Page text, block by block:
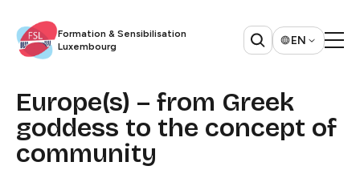
Formation & Sensibilisation
Luxembourg​​​​‌ ‍ ​‍​‍‌‍ ‌ ​‍‌‍‍‌‌‍‌ ‌‍‍‌‌‍ ‍​‍​‍​ ‍‍​‍​‍‌ ​ ‌‍​‌‌‍ ‍‌‍‍‌‌ ‌​‌ ‍‌​‍ ‍‌‍‍‌‌‍ ​‍​‍​‍ ​​‍​‍‌‍‍​‌ ​‍‌‍‌‌‌‍‌‍​‍​‍​ ‍‍​‍​‍​‍ ‌ ​ ‌ ‌​‌ ‌‌‌‍‌​‌‍‍‌‌‍ ​‍ ‌‍‍‌‌‍ ‍‌ ‌​‌‍‌‌‌‍ ‍‌ ‌​​‍ ‌‍‌‌‌‍‌​‌‍‍‌‌ ‌​​‍ ‌‍ ‌‌‍ ‌‍‌​‌‍‌‌​ ‌‌ ​​‌ ​‍‌‍‌‌‌ ​ ‌‍‌‌‌‍ ‍‌ ‌​‌‍​‌‌ ‌​‌‍‍‌‌‍ ‌‍ ‍​ ‍ ‌‍‍‌‌‍‌​​ ‌‌ ​ ‌‍‍‌‌ ‌​‌‍‌‌‌‌​ ‌‍‌‌‌ ‌​‌ ‌​‌‍‍‌‌‍ ‍‌‍‌ ‌ ​ ​ ‍ ‌ ‌​‌ ‍‌‌ ​​‌‍‌‌​ ‌‌ ​ ‌‍‍‌‌ ‌​‌‍‌‌‌‌​ ‌‍‌‌‌ ‌​‌ ‌​‌‍‍‌‌‍ ‍‌‍‌ ‌ ​ ​ ‍ ‌ ​​‌‍​‌‌ ‌​‌‍‍​​ ‌‌‍​‍‌ ​‍‌‍​‌‌‍ ‍‌‍‌​‌‍‍‌‌‍ ‍‌‍‌ ​‍ ‍‌‍​‍‌ ​‍‌‍​‌‌‍ ‍‌‍‌​‌​ ‍‌‍​‌‌‍ ‌‌‍‌‌​ ‌‍​‍‌‍​‌‌ ​ ‌‍‌‌‌‌‌‌‌ ​‍‌‍ ​​ ‌​‍‌‌​ ​‍‌​‌‍‌ ​ ‌ ‌​‌ ‌‌‌‍‌​‌‍‍‌‌‍ ​‍‌‍‌‍‍‌‌‍‌​​ ‌‌ ​ ‌‍‍‌‌ ‌​‌‍‌‌‌‌​ ‌‍‌‌‌ ‌​‌ ‌​‌‍‍‌‌‍ ‍‌‍‌ ‌ ​ ​‍‌‍‌ ‌​‌ ‍‌‌ ​​‌‍‌‌​ ‌‌ ​ ‌‍‍‌‌ ‌​‌‍‌‌‌‌​ ‌‍‌‌‌ ‌​‌ ‌​‌‍‍‌‌‍ ‍‌‍‌ ‌ ​ ​‍‌‍‌ ​​‌‍​‌‌ ‌​‌‍‍​​ ‌‌‍​‍‌ ​‍‌‍​‌‌‍ ‍‌‍‌​‌‍‍‌‌‍ ‍‌‍‌ ​‍ ‍‌‍​‍‌ ​‍‌‍​‌‌‍ ‍‌‍‌​‌​ ‍‌‍​‌‌‍ ‌‌‍‌‌​‍‌‍‌ ​​‌‍‌‌‌ ​‍‌ ​ ‌ ​​‌‍‌‌‌‍​ ‌ ‌​‌‍‍‌‌ ‌‍‌‍‌‌​ ‌‌ ​​‌ ‌‌‌‍​‍‌‍ ​‌‍‍‌‌ ​ ‌‍‍​‌‍‌‌‌‍‌​​‍​‍‌ ‌
EN
Europe(s) – from Greek
goddess to the concept of
community​​​​‌ ‍ ​‍​‍‌‍ ‌ ​‍‌‍‍‌‌‍‌ ‌‍‍‌‌‍ ‍​‍​‍​ ‍‍​‍​‍‌ ​ ‌‍​‌‌‍ ‍‌‍‍‌‌ ‌​‌ ‍‌​‍ ‍‌‍‍‌‌‍ ​‍​‍​‍ ​​‍​‍‌‍‍​‌ ​‍‌‍‌‌‌‍‌‍​‍​‍​ ‍‍​‍​‍​‍ ‌ ​ ‌ ‌​‌ ‌‌‌‍‌​‌‍‍‌‌‍ ​‍ ‌‍‍‌‌‍ ‍‌ ‌​‌‍‌‌‌‍ ‍‌ ‌​​‍ ‌‍‌‌‌‍‌​‌‍‍‌‌ ‌​​‍ ‌‍ ‌‌‍ ‌‍‌​‌‍‌‌​ ‌‌ ​​‌ ​‍‌‍‌‌‌ ​ ‌‍‌‌‌‍ ‍‌ ‌​‌‍​‌‌ ‌​‌‍‍‌‌‍ ‌‍ ‍​ ‍ ‌‍‍‌‌‍‌​​ ‌‌‍‌‌‌‍​‍​ ​‌​ ‌​​ ‌ ​ ‌ ​ ​​‌‍‌‍​‍ ‌‌‍​‍​ ​​​ ‌‍​ ​‌​‍ ‌​ ‌​‌‍‌‌​ ​​‌‍‌‍​‍ ‌​ ‍‌​ ​​​ ‌‌​ ​ ​‍ ‌​ ‌​​ ‌‍‌‍​‌​ ​‌‌‍‌​‌‍‌‍​ ‌ ​ ​‌‌‍‌‌‌‍​ ‌‍‌‍‌‍​ ​ ‍ ‌ ‌​‌ ‍‌‌ ​​‌‍‌‌​ ‌‌ ​​‌ ​‍‌‍ ‌‍‍‍‌‍‌‌‌‍​ ‌ ‌​​ ‍ ‌ ​​‌‍​‌‌ ‌​‌‍‍​​ ‌‌ ‌​‌‍‍‌‌ ‌​‌‍ ​‌‍‌‌​ ‌‍​‍‌‍​‌‌ ​ ‌‍‌‌‌‌‌‌‌ ​‍‌‍ ​​ ‌​‍‌‌​ ​‍‌​‌‍‌ ​ ‌ ‌​‌ ‌‌‌‍‌​‌‍‍‌‌‍ ​‍‌‍‌‍‍‌‌‍‌​​ ‌‌‍‌‌‌‍​‍​ ​‌​ ‌​​ ‌ ​ ‌ ​ ​​‌‍‌‍​‍ ‌‌‍​‍​ ​​​ ‌‍​ ​‌​‍ ‌​ ‌​‌‍‌‌​ ​​‌‍‌‍​‍ ‌​ ‍‌​ ​​​ ‌‌​ ​ ​‍ ‌​ ‌​​ ‌‍‌‍​‌​ ​‌‌‍‌​‌‍‌‍​ ‌ ​ ​‌‌‍‌‌‌‍​ ‌‍‌‍‌‍​ ​‍‌‍‌ ‌​‌ ‍‌‌ ​​‌‍‌‌​ ‌‌ ​​‌ ​‍‌‍ ‌‍‍‍‌‍‌‌‌‍​ ‌ ‌​​‍‌‍‌ ​​‌‍​‌‌ ‌​‌‍‍​​ ‌‌ ‌​‌‍‍‌‌ ‌​‌‍ ​‌‍‌‌​‍‌‍‌ ​​‌‍‌‌‌ ​‍‌ ​ ‌ ​​‌‍‌‌‌‍​ ‌ ‌​‌‍‍‌‌ ‌‍‌‍‌‌​ ‌‌ ​​‌ ‌‌‌‍​‍‌‍ ​‌‍‍‌‌ ​ ‌‍‍​‌‍‌‌‌‍‌​​‍​‍‌ ‌